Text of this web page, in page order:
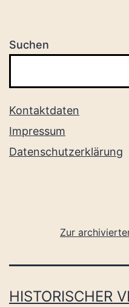
Suchen
Kontaktdaten
Impressum
Datenschutzerklärung
Zur
HISTORISCHER